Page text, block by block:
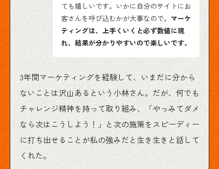
ても嬉しいです。いかに自分のサイトにお
客さんを呼び込むかが大事なので。 マーケ
ティングは、上手くいくと必ず数値に現
れ、結果が分かりやすいので楽しいです。
3年間マーケティングを経験して、いまだに分から
ないことは沢山あるという小林さん。だが、何でも
チャレンジ精神を持って取り組み、「やっみてダメ
なら次はこうしよう！」と次の施策をスピーディー
に打ち出せることが私の強みだと生き生きと話して
くれた。